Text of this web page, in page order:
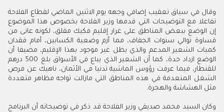
وقال في سياق تعقيب إضافي وجهه يوم الاثنين الماضي لقطاع الفلاحة
تفاعلا مع التوضيحات التي قدمها وزير الفلاحة بخصوص هذا الموضوع
إن الوضع ببعض المناطق على غرار إقليم فكيك مقلق، لكونه عانى من
قساوة توالي سنوات الجفاف، مما أزم وضعية الكسابين، أمام فقدان
كميات الشعير المدعم والذي يظل غير موجود بهذا الإقليم، مضيفا أن
الوضع ازداد حدة، كما أن الشعير الذي يباع في الأسواق بلغ 500 درهم
للقنطار، فيما عرفت رؤوس الماشية تدنيا في الأثمان، ناهيك عن فرص
الشغل المنعدمة في هذه المناطق التي مازالت تواجه مظاهر متعددة
مثل الهشاشة والهجرة.
وكان السيد محمد صديقي وزير الفلاحة قد ذكر في توضيحاته أن البرنامج